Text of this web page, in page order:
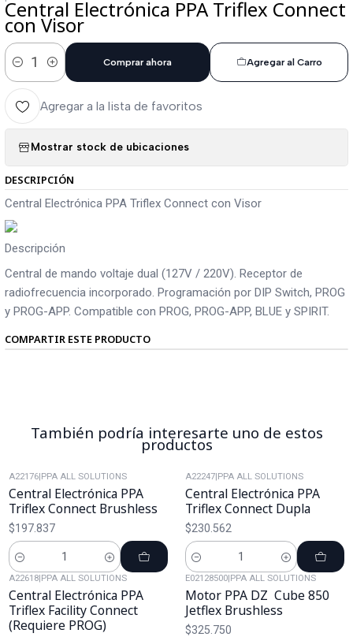
Central Electrónica PPA Triflex Connect
con Visor
Cantidad
Agregar al Carro
Comprar ahora
Agregar a la lista de favoritos
Mostrar stock de ubicaciones
DESCRIPCIÓN
Central Electrónica PPA Triflex Connect con Visor
Descripción
Central de mando voltaje dual (127V / 220V). Receptor de
radiofrecuencia incorporado. Programación por DIP Switch, PROG
y PROG-APP. Compatible con PROG, PROG-APP, BLUE y SPIRIT.
COMPARTIR ESTE PRODUCTO
También podría interesarte uno de estos
productos
A22176|PPA ALL SOLUTIONS
Central Electrónica PPA
Triflex Connect Brushless
$197.837
Cantidad
A22247|PPA ALL SOLUTIONS
Central Electrónica PPA
Triflex Connect Dupla
$230.562
Cantidad
A22618|PPA ALL SOLUTIONS
Central Electrónica PPA
Triflex Facility Connect
(Requiere PROG)
E02128500|PPA ALL SOLUTIONS
Motor PPA DZ Cube 850
Jetflex Brushless
$325.750